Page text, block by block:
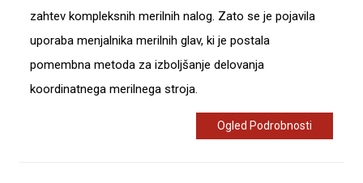
zahtev kompleksnih merilnih nalog. Zato se je pojavila
uporaba menjalnika merilnih glav, ki je postala
pomembna metoda za izboljšanje delovanja
koordinatnega merilnega stroja.
Ogled Podrobnosti